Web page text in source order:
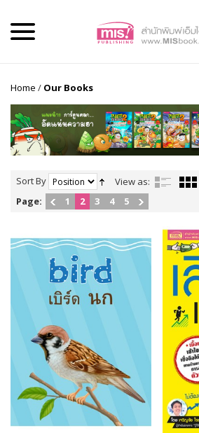
Home / Our Books
Sort By
View as:
Page:
1 2 3 4 5